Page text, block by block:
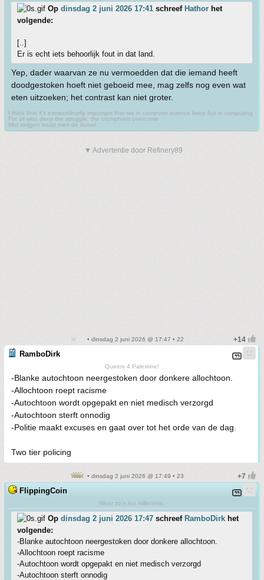
Op dinsdag 2 juni 2026 17:41 schreef Hathor het
volgende:
[..]
Er is echt iets behoorlijk fout in dat land.
Yep, dader waarvan ze nu vermoedden dat die iemand heeft
doodgestoken hoeft niet geboeid mee, mag zelfs nog even wat
eten uitzoeken; het contrast kan niet groter.
I think that it’s extraordinarily important that we in computer science keep fun in computing
For all who deny the struggle, the triumphant overcome
Met zwijgen kruist men de duivel
▼ Advertentie door Refinery89
• dinsdag 2 juni 2026 @ 17:47 • 22
RamboDirk
Queers 4 Palestine!
-Blanke autochtoon neergestoken door donkere allochtoon.
-Allochtoon roept racisme
-Autochtoon wordt opgepakt en niet medisch verzorgd
-Autochtoon sterft onnodig
-Politie maakt excuses en gaat over tot het orde van de dag.
Two tier policing
• dinsdag 2 juni 2026 @ 17:49 • 23
FlippingCoin
Weer zo'n kut millennial.
Op dinsdag 2 juni 2026 17:47 schreef RamboDirk het
volgende:
-Blanke autochtoon neergestoken door donkere allochtoon.
-Allochtoon roept racisme
-Autochtoon wordt opgepakt en niet medisch verzorgd
-Autochtoon sterft onnodig